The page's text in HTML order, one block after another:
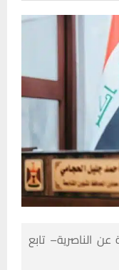
الناصرية– تابع